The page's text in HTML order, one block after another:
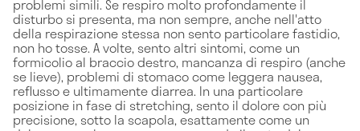
problemi simili. Se respiro molto profondamente il
disturbo si presenta, ma non sempre, anche nell'atto
della respirazione stessa non sento particolare fastidio,
non ho tosse. A volte, sento altri sintomi, come un
formicolio al braccio destro, mancanza di respiro (anche
se lieve), problemi di stomaco come leggera nausea,
reflusso e ultimamente diarrea. In una particolare
posizione in fase di stretching, sento il dolore con più
precisione, sotto la scapola, esattamente come un